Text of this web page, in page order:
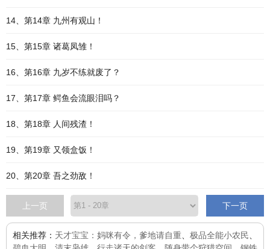
14、第14章 九州有观山！
15、第15章 诸葛凤雏！
16、第16章 九岁不练就废了？
17、第17章 鳄鱼会流眼泪吗？
18、第18章 人间残渣！
19、第19章 又领盒饭！
20、第20章 吾之劲敌！
上一页 下一页
相关推荐： 天才宝宝：妈咪有令，爹地请自重 极品全能小农民